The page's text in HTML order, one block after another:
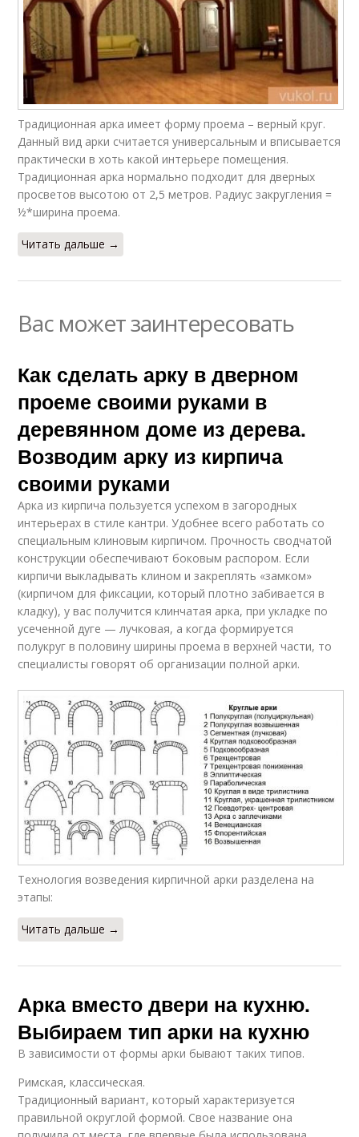
Традиционная арка имеет форму проема – верный круг.
Данный вид арки считается универсальным и вписывается
практически в хоть какой интерьере помещения.
Традиционная арка нормально подходит для дверных
просветов высотою от 2,5 метров. Радиус закругления =
½*ширина проема.
Читать дальше →
Вас может заинтересовать
Как сделать арку в дверном
проеме своими руками в
деревянном доме из дерева.
Возводим арку из кирпича
своими руками
Арка из кирпича пользуется успехом в загородных
интерьерах в стиле кантри. Удобнее всего работать со
специальным клиновым кирпичом. Прочность сводчатой
конструкции обеспечивают боковым распором. Если
кирпичи выкладывать клином и закреплять «замком»
(кирпичом для фиксации, который плотно забивается в
кладку), у вас получится клинчатая арка, при укладке по
усеченной дуге — лучковая, а когда формируется
полукруг в половину ширины проема в верхней части, то
специалисты говорят об организации полной арки.
Технология возведения кирпичной арки разделена на
этапы:
Читать дальше →
Арка вместо двери на кухню.
Выбираем тип арки на кухню
В зависимости от формы арки бывают таких типов.
Римская, классическая.
Традиционный вариант, который характеризуется
правильной округлой формой. Свое название она